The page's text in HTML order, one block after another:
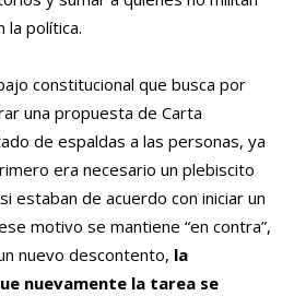
la política.
constitucional que busca por
una propuesta de Carta
de espaldas a las personas, ya
era necesario un plebiscito
estaban de acuerdo con iniciar un
motivo se mantiene “en contra”,
nuevo descontento, la
nuevamente la tarea se